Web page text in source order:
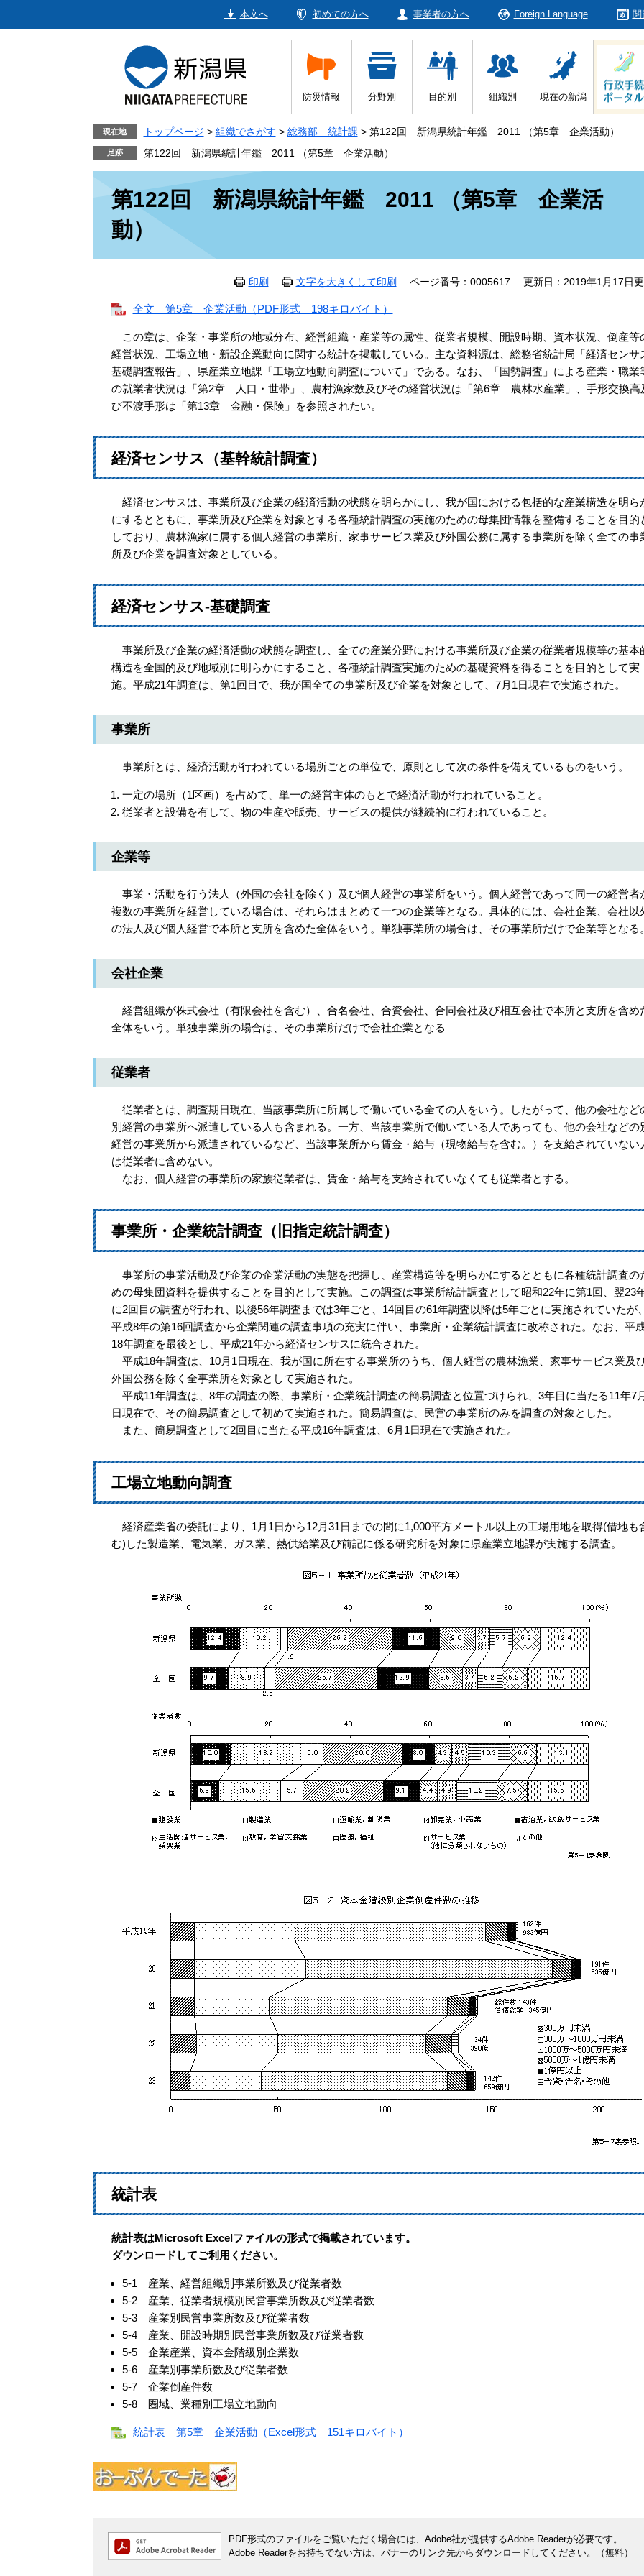
本文へ 初めての方へ 事業者の方へ Foreign Language 閲
防災情報 分野別 目的別 組織別 現在の新潟
現在地 トップページ > 組織でさがす > 総務部 統計課 > 第122回 新潟県統計年鑑 2011 （第5章 企業活動）
第122回 新潟県統計年鑑 2011 （第5章 企業活動）
第122回 新潟県統計年鑑 2011 （第5章 企業活
動）
印刷 文字を大きくして印刷 ページ番号：0005617 更新日：2019年1月17日
全文 第5章 企業活動（PDF形式 198キロバイト）
この章は、企業・事業所の地域分布、経営組織・産業等の属性、従業者規模、開設時期、資本状況、倒産等
経営状況、工場立地・新設企業動向に関する統計を掲載している。主な資料源は、総務省統計局「経済センサ
基礎調査報告」、県産業立地課「工場立地動向調査について」である。なお、「国勢調査」による産業・職業
の就業者状況は「第2章 人口・世帯」、農村漁家数及びその経営状況は「第6章 農林水産業」、手形交換高
び不渡手形は「第13章 金融・保険」を参照されたい。
経済センサス（基幹統計調査）
経済センサスは、事業所及び企業の経済活動の状態を明らかにし、我が国における包括的な産業構造を明ら
にするとともに、事業所及び企業を対象とする各種統計調査の実施のための母集団情報を整備することを目的
しており、農林漁家に属する個人経営の事業所、家事サービス業及び外国公務に属する事業所を除く全ての事
所及び企業を調査対象としている。
経済センサス-基礎調査
事業所及び企業の経済活動の状態を調査し、全ての産業分野における事業所及び企業の従業者規模等の基本
構造を全国的及び地域別に明らかにすること、各種統計調査実施のための基礎資料を得ることを目的として実
施。平成21年調査は、第1回目で、我が国全ての事業所及び企業を対象として、7月1日現在で実施された。
事業所
事業所とは、経済活動が行われている場所ごとの単位で、原則として次の条件を備えているものをいう。
一定の場所（1区画）を占めて、単一の経営主体のもとで経済活動が行われていること。
従業者と設備を有して、物の生産や販売、サービスの提供が継続的に行われていること。
企業等
事業・活動を行う法人（外国の会社を除く）及び個人経営の事業所をいう。個人経営であって同一の経営者
複数の事業所を経営している場合は、それらはまとめて一つの企業等となる。具体的には、会社企業、会社以
の法人及び個人経営で本所と支所を含めた全体をいう。単独事業所の場合は、その事業所だけで企業等となる。
会社企業
経営組織が株式会社（有限会社を含む）、合名会社、合資会社、合同会社及び相互会社で本所と支所を含め
全体をいう。単独事業所の場合は、その事業所だけで会社企業となる
従業者
従業者とは、調査期日現在、当該事業所に所属して働いている全ての人をいう。したがって、他の会社など
別経営の事業所へ派遣している人も含まれる。一方、当該事業所で働いている人であっても、他の会社などの
経営の事業所から派遣されているなど、当該事業所から賃金・給与（現物給与を含む。）を支給されていない
は従業者に含めない。
なお、個人経営の事業所の家族従業者は、賃金・給与を支給されていなくても従業者とする。
事業所・企業統計調査（旧指定統計調査）
事業所の事業活動及び企業の企業活動の実態を把握し、産業構造等を明らかにするとともに各種統計調査の
めの母集団資料を提供することを目的として実施。この調査は事業所統計調査として昭和22年に第1回、翌23
に2回目の調査が行われ、以後56年調査までは3年ごと、14回目の61年調査以降は5年ごとに実施されていたが、
平成8年の第16回調査から企業関連の調査事項の充実に伴い、事業所・企業統計調査に改称された。なお、平
18年調査を最後とし、平成21年から経済センサスに統合された。
平成18年調査は、10月1日現在、我が国に所在する事業所のうち、個人経営の農林漁業、家事サービス業及
外国公務を除く全事業所を対象として実施された。
平成11年調査は、8年の調査の際、事業所・企業統計調査の簡易調査と位置づけられ、3年目に当たる11年7
日現在で、その簡易調査として初めて実施された。簡易調査は、民営の事業所のみを調査の対象とした。
また、簡易調査として2回目に当たる平成16年調査は、6月1日現在で実施された。
工場立地動向調査
経済産業省の委託により、1月1日から12月31日までの間に1,000平方メートル以上の工場用地を取得(借地も
む)した製造業、電気業、ガス業、熱供給業及び前記に係る研究所を対象に県産業立地課が実施する調査。
統計表
統計表はMicrosoft Excelファイルの形式で掲載されています。
ダウンロードしてご利用ください。
5‐1 産業、経営組織別事業所数及び従業者数
5‐2 産業、従業者規模別民営事業所数及び従業者数
5‐3 産業別民営事業所数及び従業者数
5‐4 産業、開設時期別民営事業所数及び従業者数
5‐5 企業産業、資本金階級別企業数
5‐6 産業別事業所数及び従業者数
5‐7 企業倒産件数
5‐8 圏域、業種別工場立地動向
統計表 第5章 企業活動（Excel形式 151キロバイト）
PDF形式のファイルをご覧いただく場合には、Adobe社が提供するAdobe Readerが必要です。
Adobe Readerをお持ちでない方は、バナーのリンク先からダウンロードしてください。（無料）